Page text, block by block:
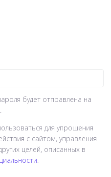
будет отправлена ​​на
для упрощения
с сайтом, управления
целей, описанных в